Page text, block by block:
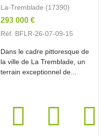
La-Tremblade (17390)
293 000 €
Réf. BFLR-26-07-09-15
Dans le cadre pittoresque de
la ville de La Tremblade, un
terrain exceptionnel de...